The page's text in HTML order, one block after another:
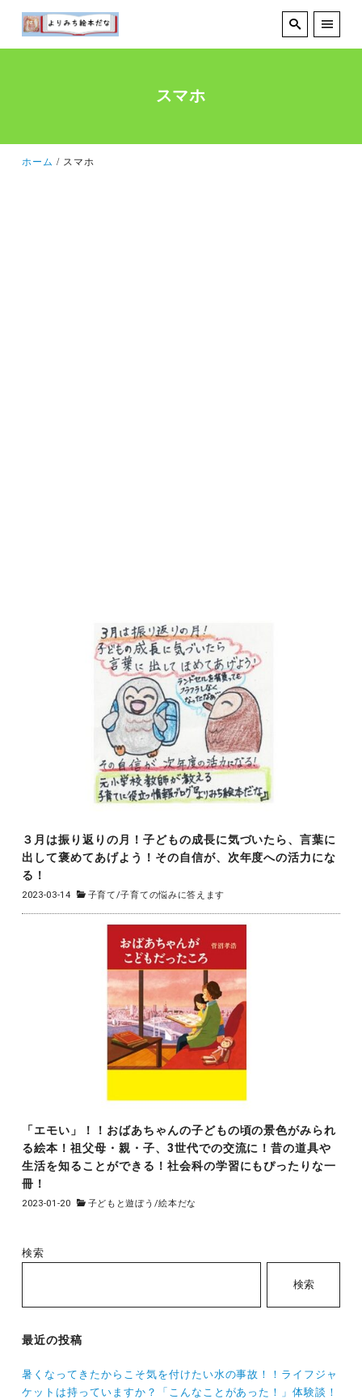
スマホ
ホーム スマホ
３月は振り返りの月！子どもの成長に気づいたら、言葉に
出して褒めてあげよう！その自信が、次年度への活力にな
る！
2023-03-14 子育て/子育ての悩みに答えます
「エモい」！！おばあちゃんの子どもの頃の景色がみられ
る絵本！祖父母・親・子、3世代での交流に！昔の道具や
生活を知ることができる！社会科の学習にもぴったりな一
冊！
2023-01-20 子どもと遊ぼう /絵本だな
検索
検索
最近の投稿
暑くなってきたからこそ気を付けたい水の事故！！ライフジャ
ケットは持っていますか？「こんなことがあった！」体験談！